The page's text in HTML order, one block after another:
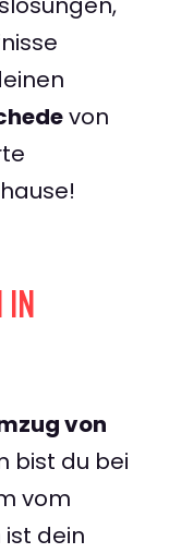
von
von
bist du bei
vom
ist dein